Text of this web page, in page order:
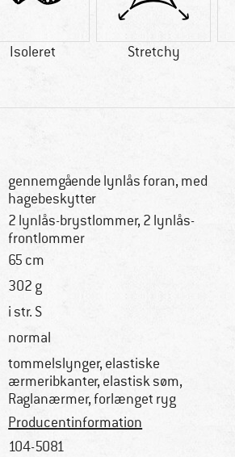
Isoleret Stretchy
gennemgående lynlås foran, med
hagebeskytter
2 lynlås-brystlommer, 2 lynlås-
frontlommer
65 cm
302 g
i str. S
normal
tommelslynger, elastiske
ærmeribkanter, elastisk søm,
Raglanærmer, forlænget ryg
Producentinformation
104-5081